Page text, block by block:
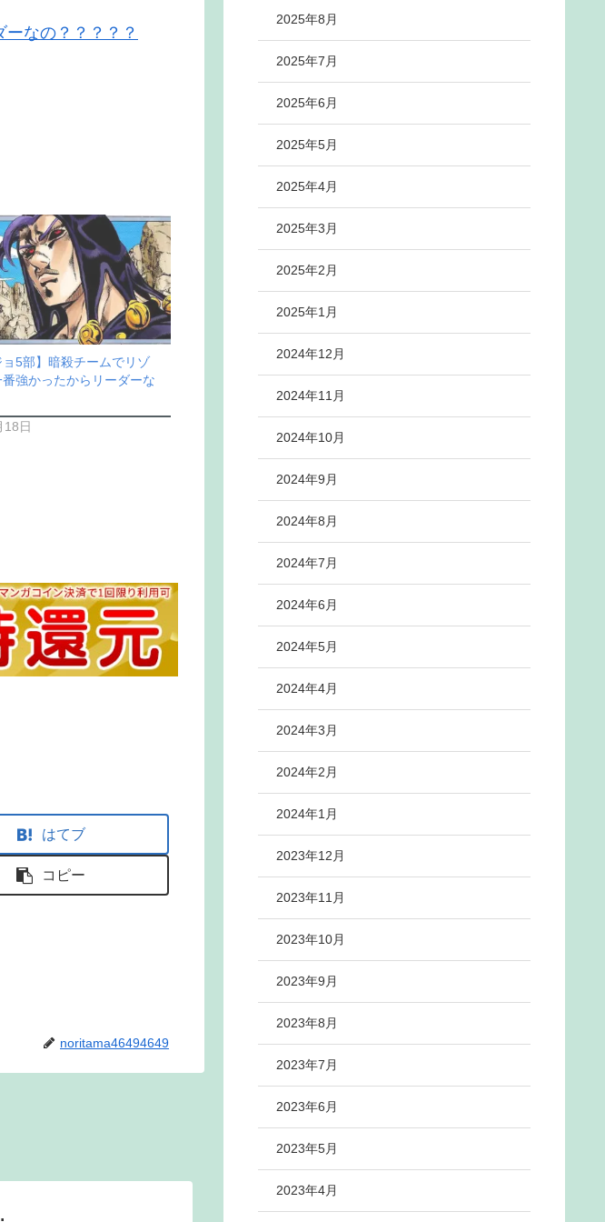
なの？？？？？
ョ5部】暗殺チームでリゾ
番強かったからリーダーな
18日
はてブ
コピー
noritama46494649
2025年8月
2025年7月
2025年6月
2025年5月
2025年4月
2025年3月
2025年2月
2025年1月
2024年12月
2024年11月
2024年10月
2024年9月
2024年8月
2024年7月
2024年6月
2024年5月
2024年4月
2024年3月
2024年2月
2024年1月
2023年12月
2023年11月
2023年10月
2023年9月
2023年8月
2023年7月
2023年6月
2023年5月
2023年4月